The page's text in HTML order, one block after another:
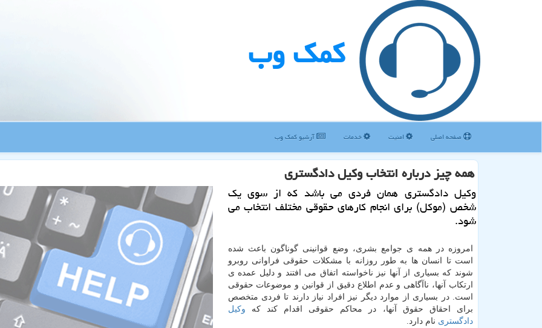
كمك وب
صفحه اصلی امنیت خدمات آرشیو كمك وب
همه چیز درباره انتخاب وكیل دادگستری
وكیل دادگستری همان فردی می باشد كه از سوی یك
شخص (موكل) برای انجام كارهای حقوقی مختلف انتخاب می
شود.
امروزه در همه ی جوامع بشری، وضع قوانینی گوناگون باعث شده
است تا انسان ها به طور روزانه با مشکلات حقوقی فراوانی روبرو
شوند که بسیاری از آنها نیز ناخواسته اتفاق می افتند و دلیل عمده ی
ارتکاب آنها، ناآگاهی و عدم اطلاع دقیق از قوانین و موضوعات حقوقی
است. در بسیاری از موارد دیگر نیز افراد نیاز دارند تا فردی متخصص
برای احقاق حقوق آنها، در محاکم حقوقی اقدام کند که وکیل
دادگستری نام دارد.